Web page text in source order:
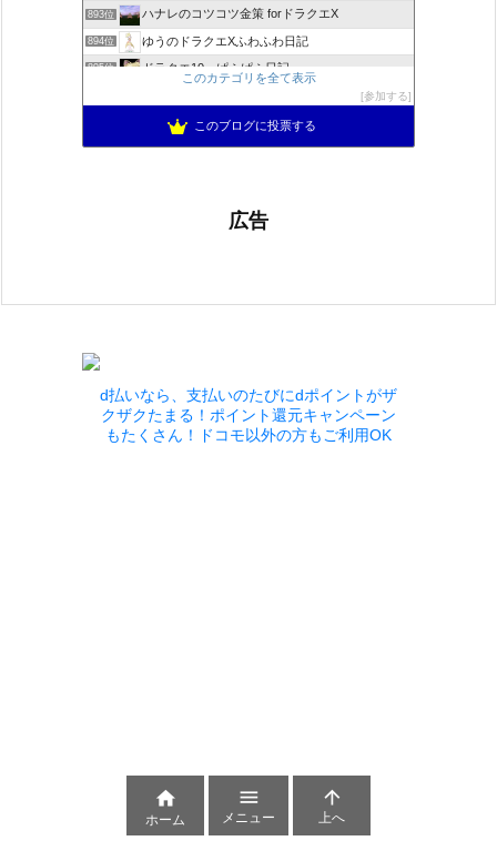
893位 ハナレのコツコツ金策 forドラクエX
894位 ゆうのドラクエXふわふわ日記
895位 ドラクエ10 ぱふぱふ日記
もきゅブロ
このカテゴリを全て表示
参加する
このブログに投票する
広告
d払いなら、支払いのたびにdポイントがザ
クザクたまる！ポイント還元キャンペーン
もたくさん！ドコモ以外の方もご利用OK

ホーム

メニュー

上へ